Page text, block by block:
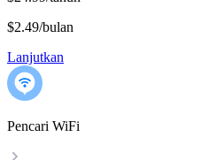
$2.49/bulan
Lanjutkan
Pencari WiFi